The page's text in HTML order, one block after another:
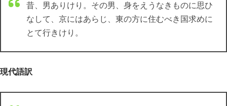
昔、男ありけり。その男、身をえうなきものに思ひ
なして、京にはあらじ、東の方に住むべき国求めに
とて行きけり。
現代語訳